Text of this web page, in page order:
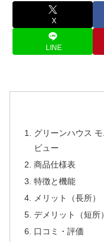
X
LINE
グリーンハウス
ビュー
商品仕様表
特徴と機能
メリット（長所）
デメリット（短所）
口コミ・評価